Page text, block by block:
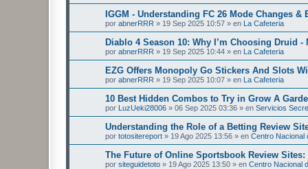
IGGM - Understanding FC 26 Mode Changes &
por abnerRRR » 19 Sep 2025 10:57 » en La Cafeteria
Diablo 4 Season 10: Why I’m Choosing Druid
por abnerRRR » 19 Sep 2025 10:44 » en La Cafeteria
EZG Offers Monopoly Go Stickers And Slots
por abnerRRR » 19 Sep 2025 10:07 » en La Cafeteria
10 Best Hidden Combos to Try in Grow A
por LuzUeki28006 » 06 Sep 2025 03:36 » en Servicios
Understanding the Role of a Betting Review
por totositereport » 19 Ago 2025 13:56 » en Centro Nacional
The Future of Online Sportsbook Review
por siteguidetoto » 19 Ago 2025 13:50 » en Centro Nacional